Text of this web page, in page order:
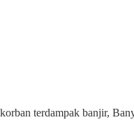
terdampak banjir,